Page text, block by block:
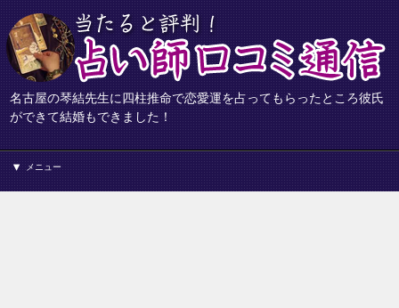
名古屋の琴結先生に四柱推命で恋愛運を占ってもらったところ彼氏
ができて結婚もできました！
メニュー